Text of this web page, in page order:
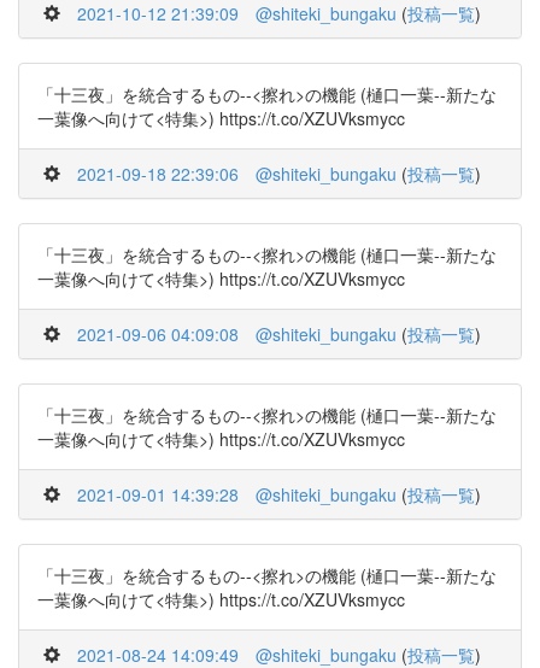
2021-10-12 21:39:09 @shiteki_bungaku (投稿一覧)
「十三夜」を統合するもの--<擦れ>の機能 (樋口一葉--新たな
一葉像へ向けて<特集>) https://t.co/XZUVksmycc
2021-09-18 22:39:06 @shiteki_bungaku (投稿一覧)
「十三夜」を統合するもの--<擦れ>の機能 (樋口一葉--新たな
一葉像へ向けて<特集>) https://t.co/XZUVksmycc
2021-09-06 04:09:08 @shiteki_bungaku (投稿一覧)
「十三夜」を統合するもの--<擦れ>の機能 (樋口一葉--新たな
一葉像へ向けて<特集>) https://t.co/XZUVksmycc
2021-09-01 14:39:28 @shiteki_bungaku (投稿一覧)
「十三夜」を統合するもの--<擦れ>の機能 (樋口一葉--新たな
一葉像へ向けて<特集>) https://t.co/XZUVksmycc
2021-08-24 14:09:49 @shiteki_bungaku (投稿一覧)